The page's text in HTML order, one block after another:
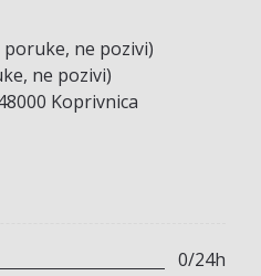
ne pozivi)
ne pozivi)
Koprivnica
0/24h